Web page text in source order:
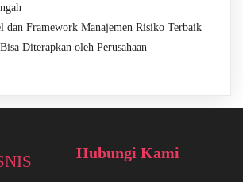
dan Framework Manajemen Risiko Terbaik
Diterapkan oleh Perusahaan
Hubungi Kami